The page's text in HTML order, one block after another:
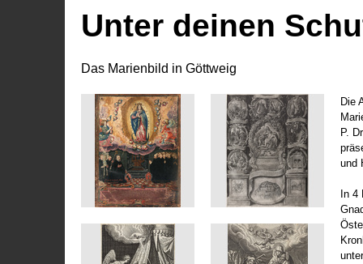
Unter deinen
Das Marienbild in Göttweig
Die
P.
und
In 4